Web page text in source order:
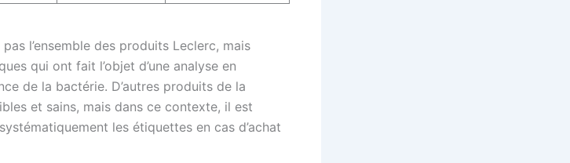
l’ensemble des produits Leclerc, mais
qui ont fait l’objet d’une analyse en
de la bactérie. D’autres produits de la
et sains, mais dans ce contexte, il est
les étiquettes en cas d’achat